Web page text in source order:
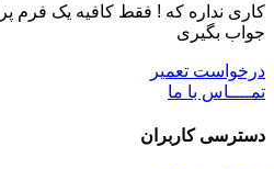
کاری نداره که ! فقط کافیه یک فرم
جواب بگیری
درخواست تعمیر
تمــــاس با ما
دسترسی کاربران